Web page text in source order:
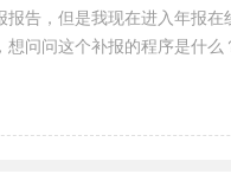
报告，但是我现在进入年报
问问这个补报的程序是什么